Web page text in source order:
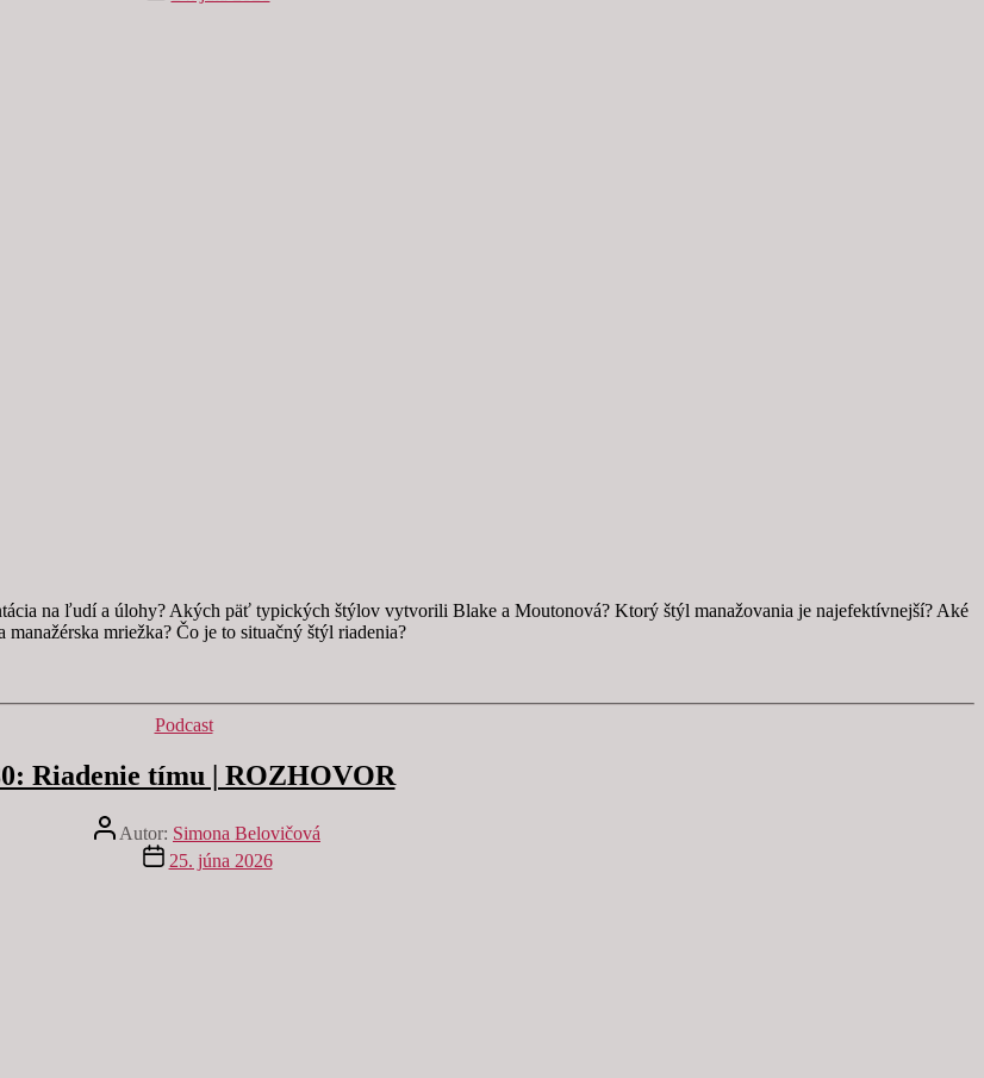
článku
na ľudí a úlohy? Akých päť typických štýlov vytvorili Blake a Moutonová? Ktorý štýl manažovania je najefektívnejší? Aké
mriežka? Čo je to situačný štýl riadenia?
Kategórie
Podcast
Riadenie tímu | ROZHOVOR
Autor
článku
Autor: Simona Belovičová
Dátum
článku
25. júna 2026